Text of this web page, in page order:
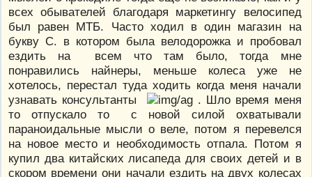
всех обывателей благодаря маркетингу велосипед
был равен МТБ. Часто ходил в один магазин на
букву С. в котором была велодорожка и пробовал
ездить на всем что там было, тогда мне
понравились найнеры, меньше колеса уже не
хотелось, перестал туда ходить когда меня начали
узнавать консультанты
. Шло время меня
то отпускало то с новой силой охватывали
параноидальные мысли о веле, потом я перевелся
на новое место и необходимость отпала. Потом я
купил два китайских лисапеда для своих детей и в
скором времени они начали ездить на двух колесах